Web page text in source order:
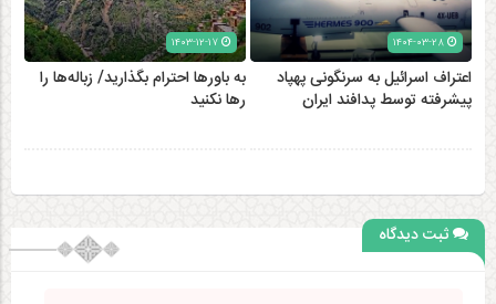
۱۴۰۴-۰۳-۲۸
اعتراف اسرائیل به سرنگونی پهپاد
پیشرفته توسط پدافند ایران
به باورها احترام بگذارید/ زباله‌ها را
رها نکنید
ثبت دیدگاه